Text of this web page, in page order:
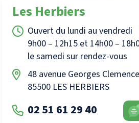
Les Herbiers
Ouvert du lundi au vendredi
9h00 – 12h15 et 14h00 –
le samedi sur rendez-vous
48 avenue Georges
85500 LES HERBIERS
02 51 61 29 40